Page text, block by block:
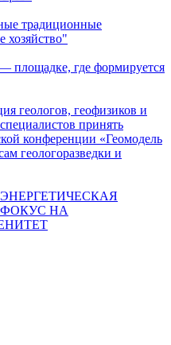
традиционные
хозяйство"
площадке, где формируется
геологов, геофизиков и
принять
конференции «Геомодель
геологоразведки и
ФОКУС НА